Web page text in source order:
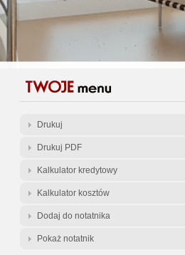
Licencjonowani
Gwarancja
Gratis -
Drukuj
Drukuj PDF
Kalkulator kredytowy
Kalkulator kosztów
Dodaj do notatnika
Pokaż notatnik